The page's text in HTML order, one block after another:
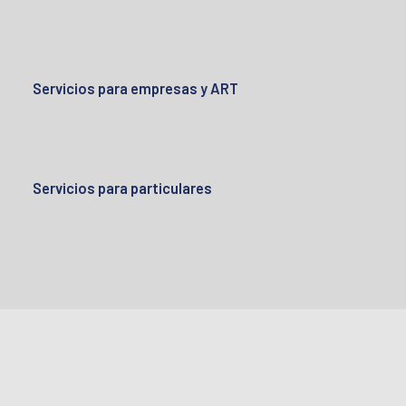
Servicios para empresas y ART
Servicios para particulares